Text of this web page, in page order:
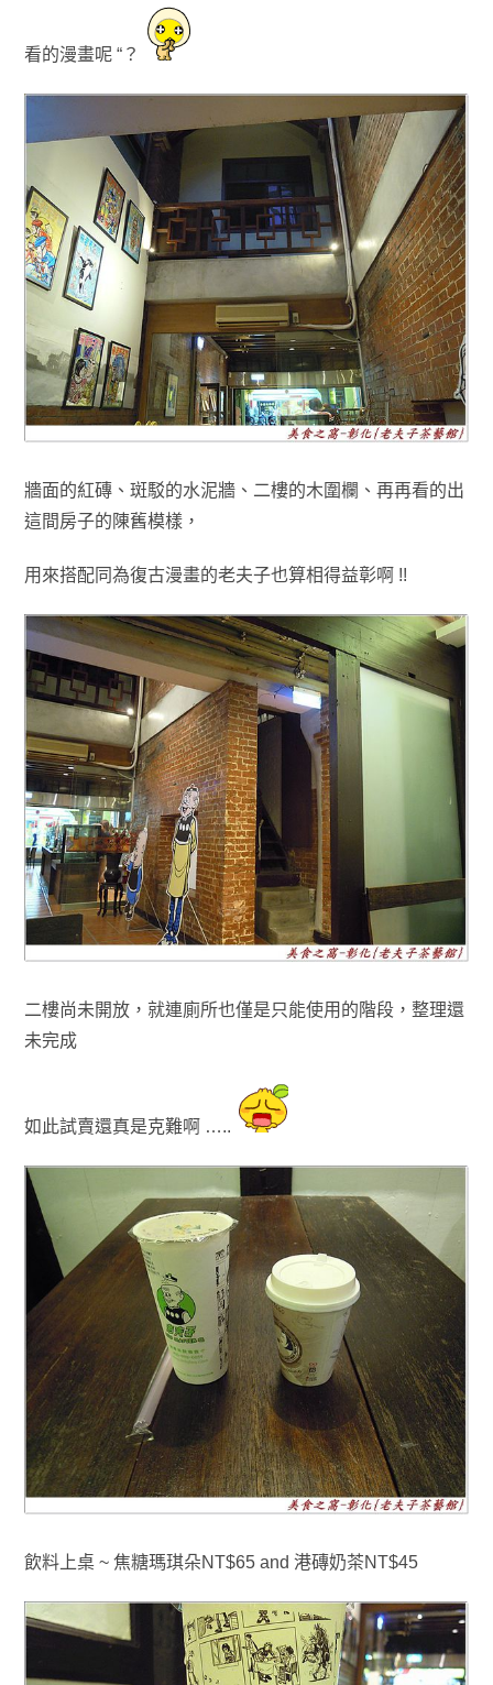
看的漫畫呢 “？
牆面的紅磚、斑駁的水泥牆、 二樓的木圍欄 、再再看的出
這間房子的陳舊模樣，
用來搭配同為復古漫畫的老夫子也算相得益彰啊 !!
二樓尚未開放，就連廁所也僅是只能使用的階段， 整理還
未完成
如此試賣還真是克難啊 …..
飲料上桌 ~ 焦糖瑪琪朵NT$65 and 港磚奶茶NT$45